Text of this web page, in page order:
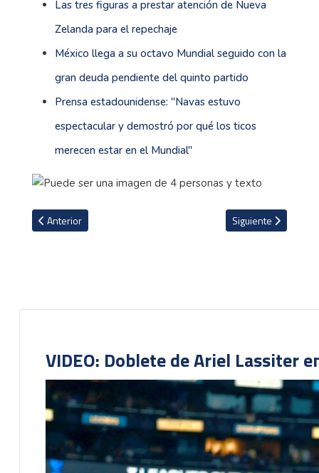
Las tres figuras a prestar atención de Nueva
Zelanda para el repechaje
México llega a su octavo Mundial seguido con la
gran deuda pendiente del quinto partido
Prensa estadounidense: ''Navas estuvo
espectacular y demostró por qué los ticos
merecen estar en el Mundial''
Artículo anterior: Bryan Ruiz revela como desea terminar su
Anterior Artículo siguiente:
Siguiente
VIDEO: Doblete de Ariel Lassiter